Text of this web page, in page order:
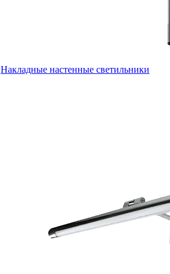
Накладные настенные светильники